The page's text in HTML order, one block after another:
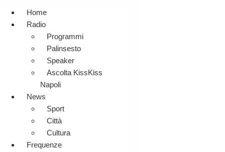
Home
Radio
Programmi
Palinsesto
Speaker
Ascolta KissKiss
Napoli
News
Sport
Città
Cultura
Frequenze